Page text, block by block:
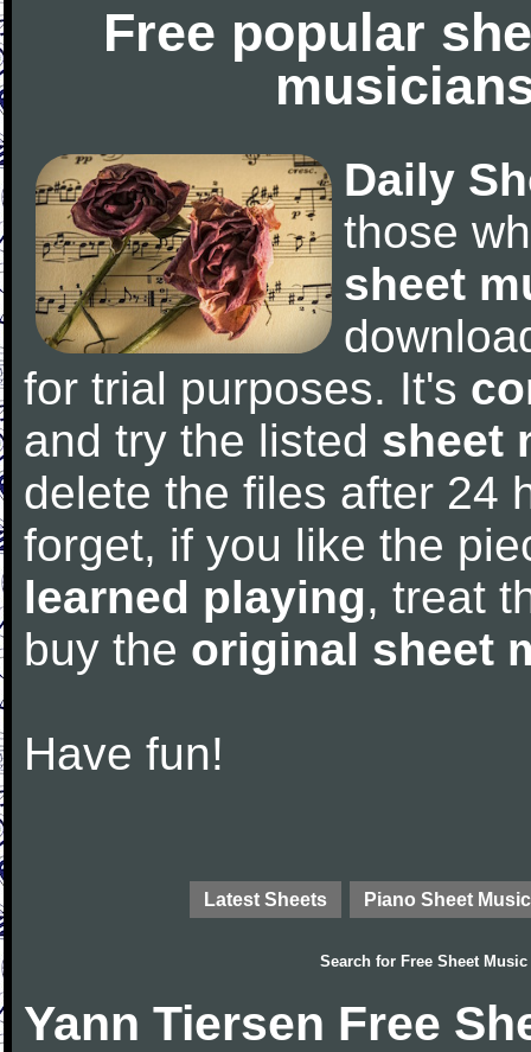
Free popular
Daily
those
sheet
for trial purposes. It's
and try the listed sheet
delete the files after 24
forget, if you like the
learned playing, treat
buy the original sheet
Have fun!
Latest Sheets Piano Sheet Music
Search for Free Sheet Music
Yann Tiersen Free